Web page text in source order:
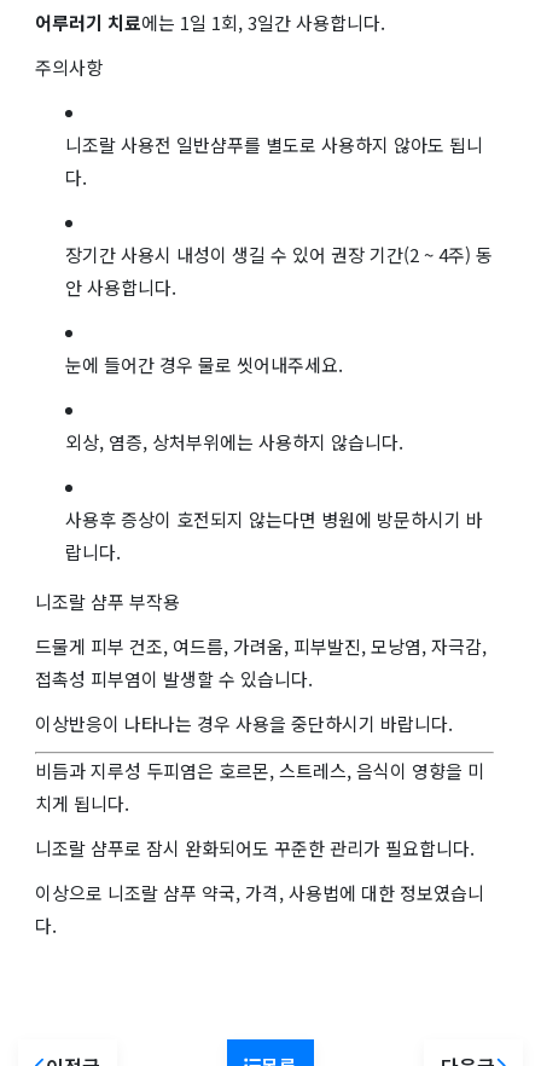
어루러기 치료에는 1일 1회, 3일간 사용합니다.
주의사항
니조랄 사용전 일반샴푸를 별도로 사용하지 않아도 됩니
다.
장기간 사용시 내성이 생길 수 있어 권장 기간(2 ~ 4주) 동
안 사용합니다.
눈에 들어간 경우 물로 씻어내주세요.
외상, 염증, 상처부위에는 사용하지 않습니다.
사용후 증상이 호전되지 않는다면 병원에 방문하시기 바
랍니다.
니조랄 샴푸 부작용
드물게 피부 건조, 여드름, 가려움, 피부발진, 모낭염, 자극감,
접촉성 피부염이 발생할 수 있습니다.
이상반응이 나타나는 경우 사용을 중단하시기 바랍니다.
비듬과 지루성 두피염은 호르몬, 스트레스, 음식이 영향을 미
치게 됩니다.
니조랄 샴푸로 잠시 완화되어도 꾸준한 관리가 필요합니다.
이상으로 니조랄 샴푸 약국, 가격, 사용법에 대한 정보였습니
다.